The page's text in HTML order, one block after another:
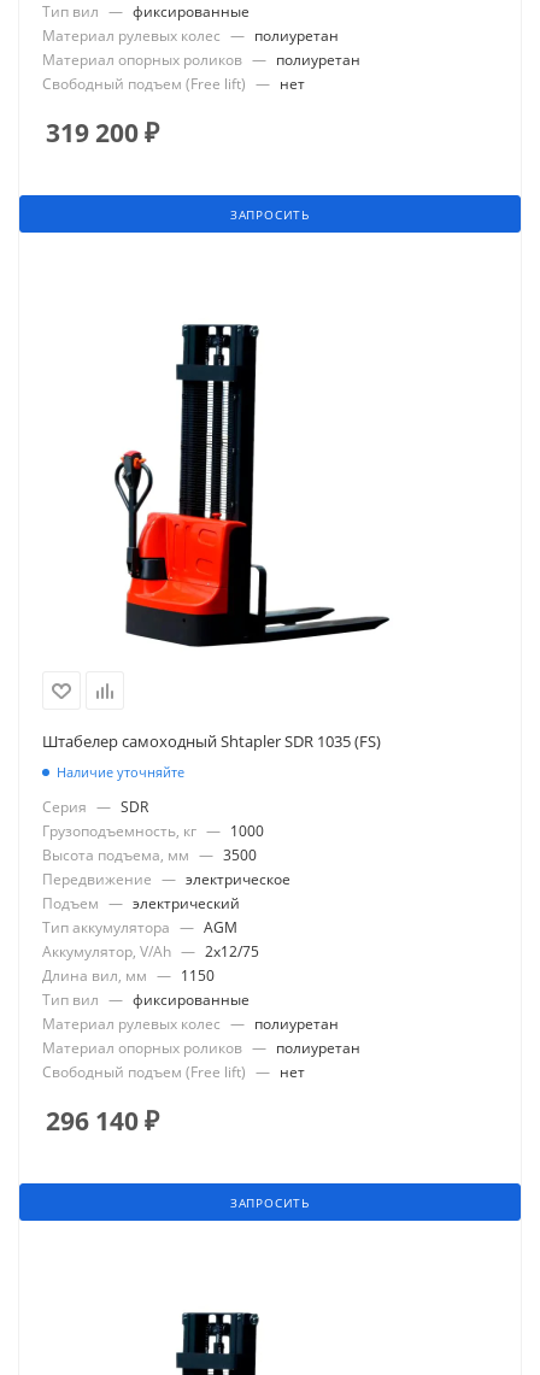
Тип вил — фиксированные
Материал рулевых колес — полиуретан
Материал опорных роликов — полиуретан
Свободный подъем (Free lift) — нет
319 200₽
ЗАПРОСИТЬ
Штабелер самоходный Shtapler SDR 1035 (FS)
Наличие уточняйте
Серия — SDR
Грузоподъемность, кг — 1000
Высота подъема, мм — 3500
Передвижение — электрическое
Подъем — электрический
Тип аккумулятора — AGM
Аккумулятор, V/Ah — 2x12/75
Длина вил, мм — 1150
Тип вил — фиксированные
Материал рулевых колес — полиуретан
Материал опорных роликов — полиуретан
Свободный подъем (Free lift) — нет
296 140₽
ЗАПРОСИТЬ